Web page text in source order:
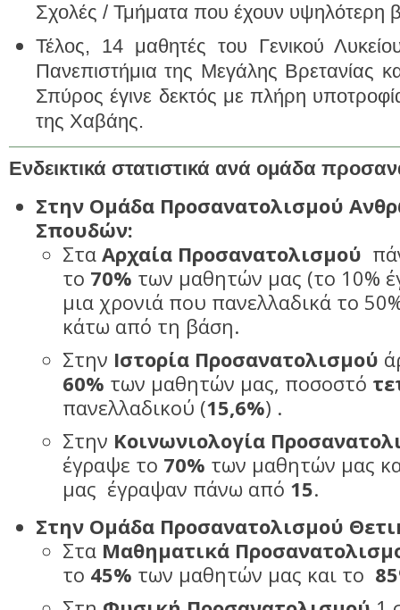
Σχολές / Τμήματα που έχουν υψηλότερη
Τέλος, 14 μαθητές του Γενικού
Πανεπιστήμια της Μεγάλης Βρετανίας
Σπύρος έγινε δεκτός με πλήρη
της Χαβάης.
Ενδεικτικά στατιστικά ανά ομάδα
Στην Ομάδα Προσανατολισμού
Σπουδών:
Στα Αρχαία Προσανατολισμού
το 70% των μαθητών μας (το 10%
μια χρονιά που πανελλαδικά το
κάτω από τη βάση.
Στην Ιστορία Προσανατολισμού
60% των μαθητών μας, ποσοστό
πανελλαδικού (15,6%) .
Στην Κοινωνιολογία
έγραψε το 70% των μαθητών μας
μας έγραψαν πάνω από 15.
Στην Ομάδα Προσανατολισμού
Στα Μαθηματικά
το 45% των μαθητών μας και το